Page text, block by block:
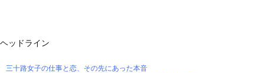
ヘッドライン
三十路女子の仕事と恋、その先にあった本音